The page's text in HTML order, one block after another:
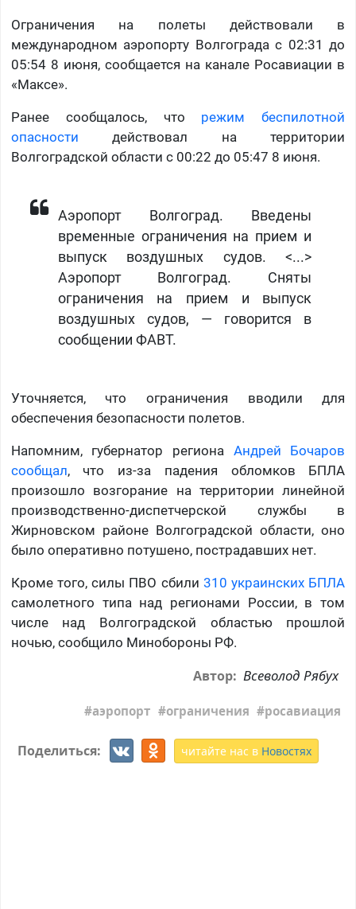
Ограничения на полеты действовали в
международном аэропорту Волгограда с 02:31 до
05:54 8 июня, сообщается на канале Росавиации в
«Максе».
Ранее сообщалось, что режим беспилотной
опасности действовал на территории
Волгоградской области с 00:22 до 05:47 8 июня.
Аэропорт Волгоград. Введены
временные ограничения на прием и
выпуск воздушных судов. <...>
Аэропорт Волгоград. Сняты
ограничения на прием и выпуск
воздушных судов, — говорится в
сообщении ФАВТ.
Уточняется, что ограничения вводили для
обеспечения безопасности полетов.
Напомним, губернатор региона Андрей Бочаров
сообщал, что из-за падения обломков БПЛА
произошло возгорание на территории линейной
производственно-диспетчерской службы в
Жирновском районе Волгоградской области, оно
было оперативно потушено, пострадавших нет.
Кроме того, силы ПВО сбили 310 украинских БПЛА
самолетного типа над регионами России, в том
числе над Волгоградской областью прошлой
ночью, сообщило Минобороны РФ.
Автор: Всеволод Рябух
аэропорт ограничения росавиация
Поделиться: читайте нас в Новостях